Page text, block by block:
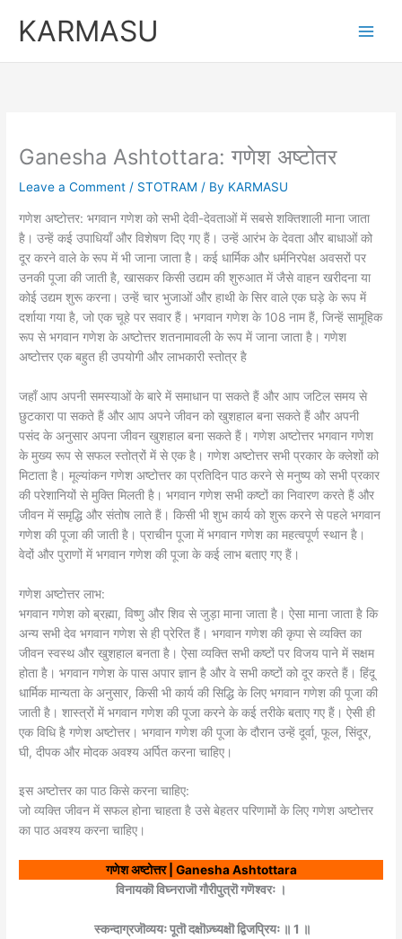
KARMASU
Ganesha Ashtottara: गणेश अष्टोतर
Leave a Comment / STOTRAM / By KARMASU
गणेश अष्टोत्तर: भगवान गणेश को सभी देवी-देवताओं में सबसे शक्तिशाली माना जाता
है। उन्हें कई उपाधियाँ और विशेषण दिए गए हैं। उन्हें आरंभ के देवता और बाधाओं को
दूर करने वाले के रूप में भी जाना जाता है। कई धार्मिक और धर्मनिरपेक्ष अवसरों पर
उनकी पूजा की जाती है, खासकर किसी उद्यम की शुरुआत में जैसे वाहन खरीदना या
कोई उद्यम शुरू करना। उन्हें चार भुजाओं और हाथी के सिर वाले एक घड़े के रूप में
दर्शाया गया है, जो एक चूहे पर सवार हैं। भगवान गणेश के 108 नाम हैं, जिन्हें सामूहिक
रूप से भगवान गणेश के अष्टोत्तर शतनामावली के रूप में जाना जाता है। गणेश
अष्टोत्तर एक बहुत ही उपयोगी और लाभकारी स्तोत्र है
जहाँ आप अपनी समस्याओं के बारे में समाधान पा सकते हैं और आप जटिल समय से
छुटकारा पा सकते हैं और आप अपने जीवन को खुशहाल बना सकते हैं और अपनी
पसंद के अनुसार अपना जीवन खुशहाल बना सकते हैं। गणेश अष्टोत्तर भगवान गणेश
के मुख्य रूप से सफल स्तोत्रों में से एक है। गणेश अष्टोत्तर सभी प्रकार के क्लेशों को
मिटाता है। मूल्यांकन गणेश अष्टोत्तर का प्रतिदिन पाठ करने से मनुष्य को सभी प्रकार
की परेशानियों से मुक्ति मिलती है। भगवान गणेश सभी कष्टों का निवारण करते हैं और
जीवन में समृद्धि और संतोष लाते हैं। किसी भी शुभ कार्य को शुरू करने से पहले भगवान
गणेश की पूजा की जाती है। प्राचीन पूजा में भगवान गणेश का महत्वपूर्ण स्थान है।
वेदों और पुराणों में भगवान गणेश की पूजा के कई लाभ बताए गए हैं।
गणेश अष्टोत्तर लाभ:
भगवान गणेश को ब्रह्मा, विष्णु और शिव से जुड़ा माना जाता है। ऐसा माना जाता है कि
अन्य सभी देव भगवान गणेश से ही प्रेरित हैं। भगवान गणेश की कृपा से व्यक्ति का
जीवन स्वस्थ और खुशहाल बनता है। ऐसा व्यक्ति सभी कष्टों पर विजय पाने में सक्षम
होता है। भगवान गणेश के पास अपार ज्ञान है और वे सभी कष्टों को दूर करते हैं। हिंदू
धार्मिक मान्यता के अनुसार, किसी भी कार्य की सिद्धि के लिए भगवान गणेश की पूजा की
जाती है। शास्त्रों में भगवान गणेश की पूजा करने के कई तरीके बताए गए हैं। ऐसी ही
एक विधि है गणेश अष्टोत्तर। भगवान गणेश की पूजा के दौरान उन्हें दूर्वा, फूल, सिंदूर,
घी, दीपक और मोदक अवश्य अर्पित करना चाहिए।
इस अष्टोत्तर का पाठ किसे करना चाहिए:
जो व्यक्ति जीवन में सफल होना चाहता है उसे बेहतर परिणामों के लिए गणेश अष्टोत्तर
का पाठ अवश्य करना चाहिए।
गणेश अष्टोत्तर | Ganesha Ashtottara
विनायकॊ विघ्नराजॊ गौरीपुत्रॊ गणॆश्वरः ।
स्कन्दाग्रजॊव्ययः पूतॊ दक्षॊज़्ध्यक्षॊ द्विजप्रियः ॥ 1 ॥